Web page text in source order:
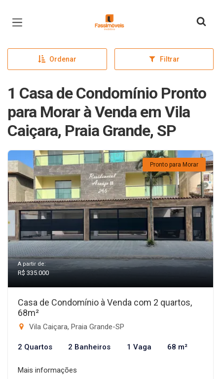
Página inicial
Ordenar Filtrar
1 Casa de Condomínio Pronto
para Morar à Venda em Vila
Caiçara, Praia Grande, SP
Pronto para Morar
A partir de:
R$ 335.000
Casa de Condomínio à Venda com 2 quartos,
68m²
Vila Caiçara, Praia Grande-SP
2 Quartos 2 Banheiros 1 Vaga 68 m²
Mais informações